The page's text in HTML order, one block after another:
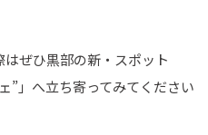
ぜひ黒部の新・スポット
”」へ立ち寄ってみてください